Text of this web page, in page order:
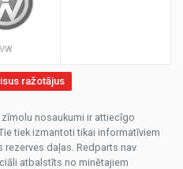
VW
ražotājus
nosaukumi ir attiecīgo
tiek izmantoti tikai informatīviem
daļas. Redparts nav
atbalstīts no minētajiem